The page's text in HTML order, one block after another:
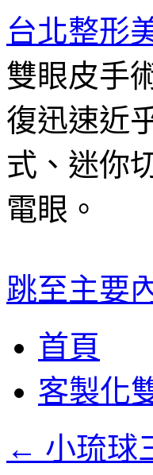
台北整形
雙眼皮手
復迅速近
式、迷你
電眼。
跳至主要
首頁
客製化
← 小琉球